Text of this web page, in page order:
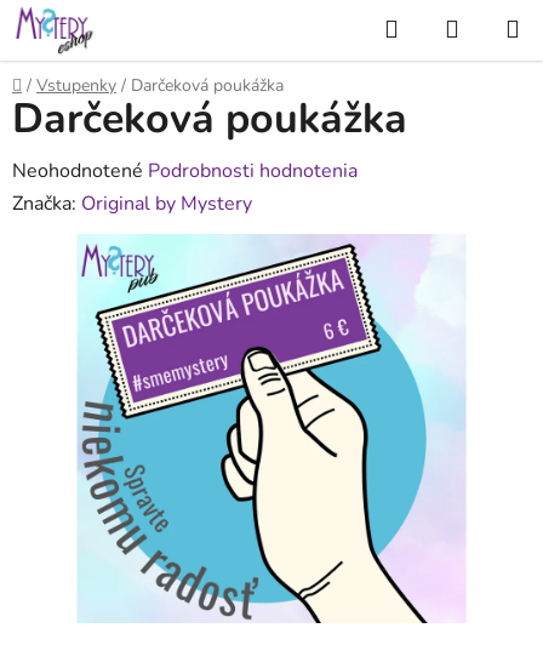
Prejsť
na
obsah
Hľadať
KOŠÍK
Domov
/ Vstupenky / Darčeková poukážka
Darčeková poukážka
Priemerné
hodnotenie
produktu
hviezdičiek.
Neohodnotené Podrobnosti hodnotenia
Značka: Original by Mystery